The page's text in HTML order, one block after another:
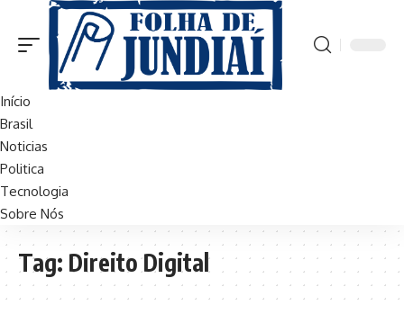
Início
Brasil
Noticias
Politica
Tecnologia
Sobre Nós
Tag: Direito Digital